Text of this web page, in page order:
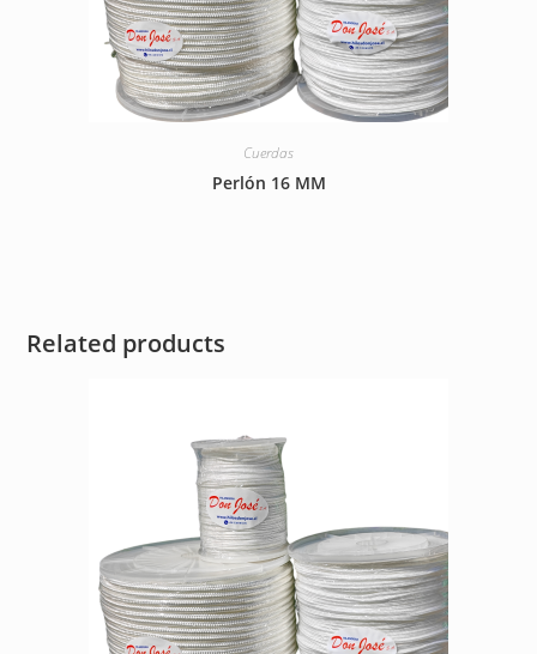
Cuerdas
Perlón 16 MM
Related products